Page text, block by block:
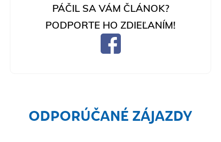
PÁČIL SA VÁM ČLÁNOK?
PODPORTE HO ZDIEĽANÍM!
ODPORÚČANÉ ZÁJAZDY